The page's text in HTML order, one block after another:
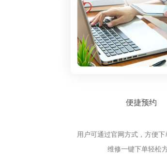
便捷预约
用户可通过官网方式，方便下
维修一键下单轻松